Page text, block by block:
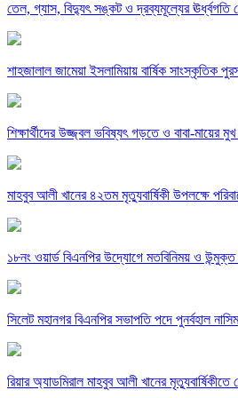
তেল, গ্যাস, বিদ্যুৎ সঙ্কট ও দ্রব্যমূল্যের ঊর্ধ্বগতি
শাহজালাল জামেয়া ইসলামিয়ায় বার্ষিক সাংস্কৃতিক
শিক্ষার্থীদের উজ্জ্বল ভবিষ্যৎ গড়তে ও বাবা-মায়ের
মাহবুব আলী খানের ৪২তম মৃত্যুবার্ষিকী উপলক্ষে
১৮নং ওয়ার্ড বিএনপির উদ্যোগে মতবিনিময় ও উন্মুক্ত
সিলেট মহানগর বিএনপির সভাপতি পদে পুনর্বহাল
রিয়ার অ্যাডমিরাল মাহবুব আলী খানের